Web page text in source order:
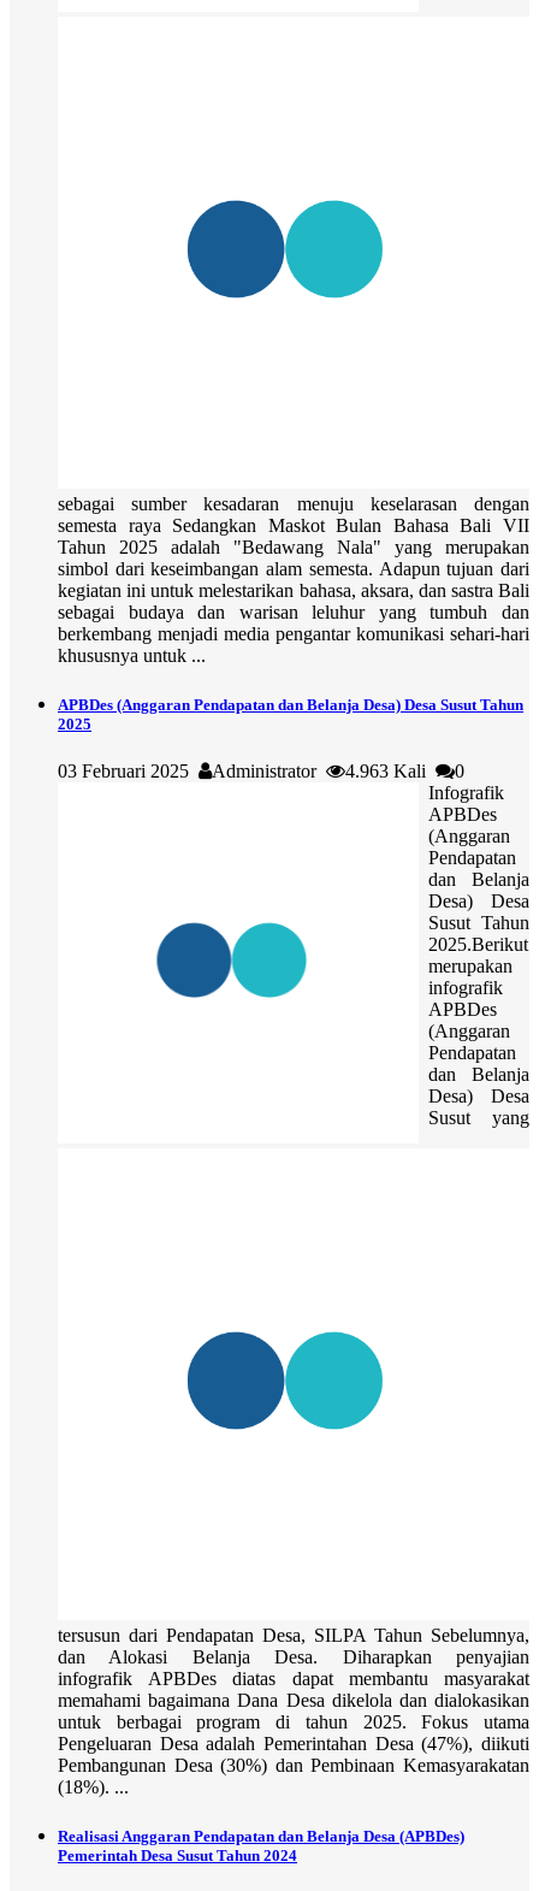
sebagai sumber kesadaran menuju keselarasan dengan
semesta raya Sedangkan Maskot Bulan Bahasa Bali VII
Tahun 2025 adalah "Bedawang Nala" yang merupakan
simbol dari keseimbangan alam semesta. Adapun tujuan dari
kegiatan ini untuk melestarikan bahasa, aksara, dan sastra Bali
sebagai budaya dan warisan leluhur yang tumbuh dan
berkembang menjadi media pengantar komunikasi sehari-hari
khususnya untuk ...
APBDes (Anggaran Pendapatan dan Belanja Desa) Desa Susut Tahun
2025
03 Februari 2025 Administrator 4.963 Kali
0
Infografik
APBDes
(Anggaran
Pendapatan
dan Belanja
Desa) Desa
Susut Tahun
2025.Berikut
merupakan
infografik
APBDes
(Anggaran
Pendapatan
dan Belanja
Desa) Desa
Susut yang
tersusun dari Pendapatan Desa, SILPA Tahun Sebelumnya,
dan Alokasi Belanja Desa. Diharapkan penyajian
infografik APBDes diatas dapat membantu masyarakat
memahami bagaimana Dana Desa dikelola dan dialokasikan
untuk berbagai program di tahun 2025. Fokus utama
Pengeluaran Desa adalah Pemerintahan Desa (47%), diikuti
Pembangunan Desa (30%) dan Pembinaan Kemasyarakatan
(18%). ...
Realisasi Anggaran Pendapatan dan Belanja Desa (APBDes)
Pemerintah Desa Susut Tahun 2024